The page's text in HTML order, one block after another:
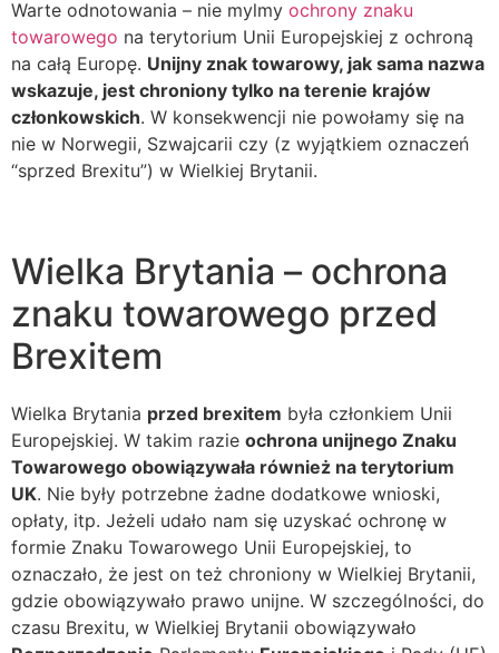
Warte odnotowania – nie mylmy ochrony znaku
towarowego na terytorium Unii Europejskiej z ochroną
na całą Europę. Unijny znak towarowy, jak sama nazwa
wskazuje, jest chroniony tylko na terenie krajów
członkowskich. W konsekwencji nie powołamy się na
nie w Norwegii, Szwajcarii czy (z wyjątkiem oznaczeń
“sprzed Brexitu”) w Wielkiej Brytanii.
Wielka Brytania – ochrona
znaku towarowego przed
Brexitem
Wielka Brytania przed brexitem była członkiem Unii
Europejskiej. W takim razie ochrona unijnego Znaku
Towarowego obowiązywała również na terytorium
UK. Nie były potrzebne żadne dodatkowe wnioski,
opłaty, itp. Jeżeli udało nam się uzyskać ochronę w
formie Znaku Towarowego Unii Europejskiej, to
oznaczało, że jest on też chroniony w Wielkiej Brytanii,
gdzie obowiązywało prawo unijne. W szczególności, do
czasu Brexitu, w Wielkiej Brytanii obowiązywało